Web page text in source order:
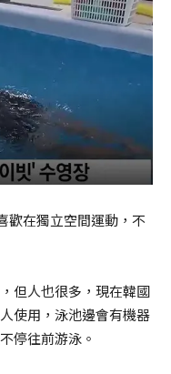
歡在獨立空間運動，不
但人也很多，現在韓國
使用，泳池邊會有機器
停往前游泳。